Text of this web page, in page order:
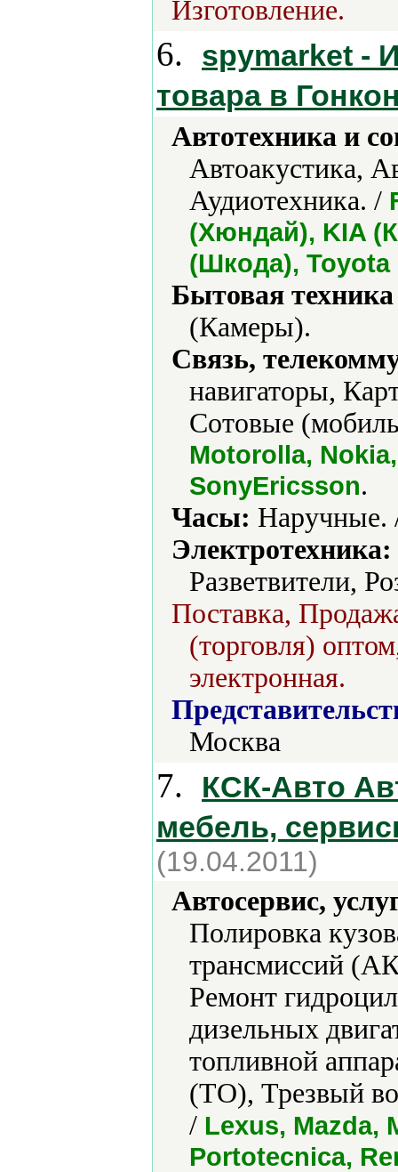
Изготовление.
6.
spymarket -
товара в
Автотехника и
Автоакустика,
Аудиотехника. /
(Хюндай), KIA
(Шкода), Toyota
Бытовая
(Камеры).
Связь,
навигаторы,
Сотовые
Motorolla,
SonyEricsson.
Часы:
Электротехника:
Разветвители,
Поставка,
(торговля)
электронная.
Москва
7.
КСК-Авто
мебель,
(19.04.2011)
Автосервис,
Полировка
трансмиссий
Ремонт
дизельных
топливной
(ТО), Трезвый
/ Lexus, Mazda,
Portotecnica,